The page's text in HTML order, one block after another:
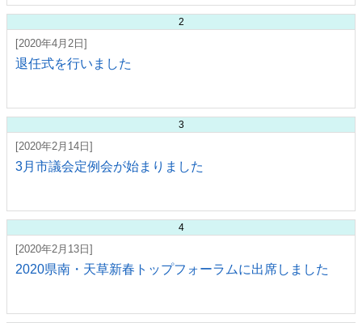
2
[2020年4月2日]
退任式を行いました
3
[2020年2月14日]
3月市議会定例会が始まりました
4
[2020年2月13日]
2020県南・天草新春トップフォーラムに出席しました